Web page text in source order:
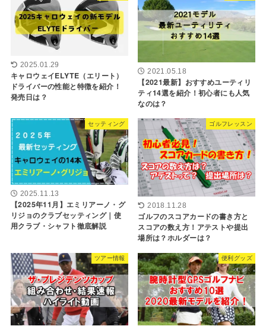
2025.01.29
キャロウェイELYTE（エリート）
ドライバーの性能と特徴を紹介！
発売日は？
2021.05.18
【2021最新】おすすめユーティリ
ティ14選を紹介！初心者にも人気
なのは？
セッティング
2025.11.13
【2025年11月】エミリアーノ・グ
リジョのクラブセッティング｜使
用クラブ・シャフト徹底解説
ゴルフレッスン
2018.11.28
ゴルフのスコアカードの書き方と
スコアの数え方！アテストや提出
場所は？ホルダーは？
ツアー情報 便利グッズ